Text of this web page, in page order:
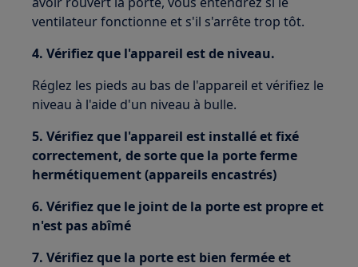
ventilateur fonctionne et s'il s'arrête trop tôt.
4. Vérifiez que l'appareil est de niveau.
Réglez les pieds au bas de l'appareil et vérifiez le
niveau à l'aide d'un niveau à bulle.
5. Vérifiez que l'appareil est installé et fixé
correctement, de sorte que la porte ferme
hermétiquement (appareils encastrés)
6. Vérifiez que le joint de la porte est propre et
n'est pas abîmé
7. Vérifiez que la porte est bien fermée et